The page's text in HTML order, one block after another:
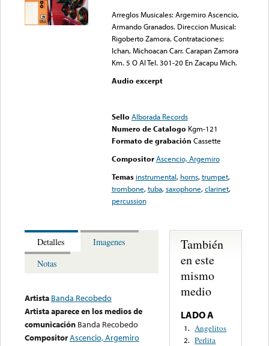
Arreglos Musicales: Argemiro Ascencio,
Armando Granados. Direccion Musical:
Rigoberto Zamora. Contrataciones:
Ichan, Michoacan Carr. Carapan Zamora
Km. 5 O Al Tel. 301-20 En Zacapu Mich.
Audio excerpt
Sello Alborada Records
Numero de Catalogo Kgm-121
Formato de grabación Cassette
Compositor Ascencio, Argemiro
Temas instrumental, horns,trumpet,
trombone,tuba,saxophone,clarinet,
percussion
Detalles
Imagenes
Notas
Artista Banda Recobedo
Artista aparece en los medios de
comunicación Banda Recobedo
CompositorAscencio, Argemiro
También
en este
mismo
medio
LADO A
1. Angelitos
2. Perlita